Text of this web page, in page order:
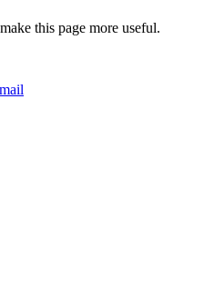
this page more useful.